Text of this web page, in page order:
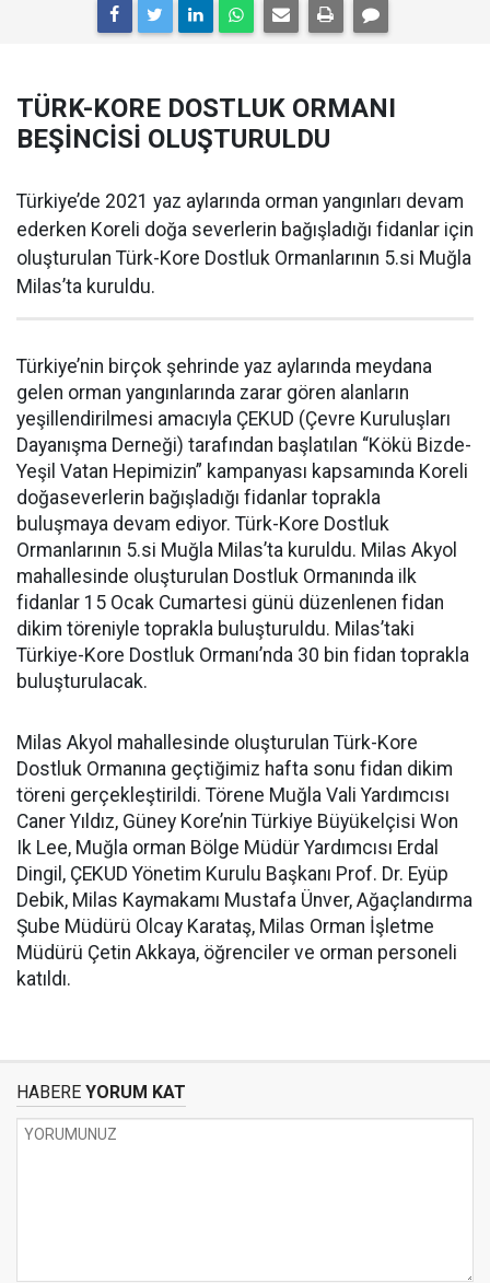
TÜRK-KORE DOSTLUK ORMANI
BEŞİNCİSİ OLUŞTURULDU
Türkiye’de 2021 yaz aylarında orman yangınları devam
ederken Koreli doğa severlerin bağışladığı fidanlar için
oluşturulan Türk-Kore Dostluk Ormanlarının 5.si Muğla
Milas’ta kuruldu.
Türkiye’nin birçok şehrinde yaz aylarında meydana
gelen orman yangınlarında zarar gören alanların
yeşillendirilmesi amacıyla ÇEKUD (Çevre Kuruluşları
Dayanışma Derneği) tarafından başlatılan “Kökü Bizde-
Yeşil Vatan Hepimizin” kampanyası kapsamında Koreli
doğaseverlerin bağışladığı fidanlar toprakla
buluşmaya devam ediyor. Türk-Kore Dostluk
Ormanlarının 5.si Muğla Milas’ta kuruldu. Milas Akyol
mahallesinde oluşturulan Dostluk Ormanında ilk
fidanlar 15 Ocak Cumartesi günü düzenlenen fidan
dikim töreniyle toprakla buluşturuldu. Milas’taki
Türkiye-Kore Dostluk Ormanı’nda 30 bin fidan toprakla
buluşturulacak.
Milas Akyol mahallesinde oluşturulan Türk-Kore
Dostluk Ormanına geçtiğimiz hafta sonu fidan dikim
töreni gerçekleştirildi. Törene Muğla Vali Yardımcısı
Caner Yıldız, Güney Kore’nin Türkiye Büyükelçisi Won
Ik Lee, Muğla orman Bölge Müdür Yardımcısı Erdal
Dingil, ÇEKUD Yönetim Kurulu Başkanı Prof. Dr. Eyüp
Debik, Milas Kaymakamı Mustafa Ünver, Ağaçlandırma
Şube Müdürü Olcay Karataş, Milas Orman İşletme
Müdürü Çetin Akkaya, öğrenciler ve orman personeli
katıldı.
HABERE YORUM KAT